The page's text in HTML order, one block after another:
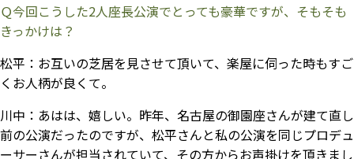
Ｑ今回こうした2人座長公演でとっても豪華ですが、そもそも
きっかけは？
松平： お互いの芝居を見させて頂いて、楽屋に伺った時もすご
くお人柄が良くて。
川中： あはは、嬉しい。昨年、名古屋の御園座さんが建て直し
前の公演だったのですが、松平さんと私の公演を同じプロデュ
ーサーさんが担当されていて、その方からお声掛けを頂きまし